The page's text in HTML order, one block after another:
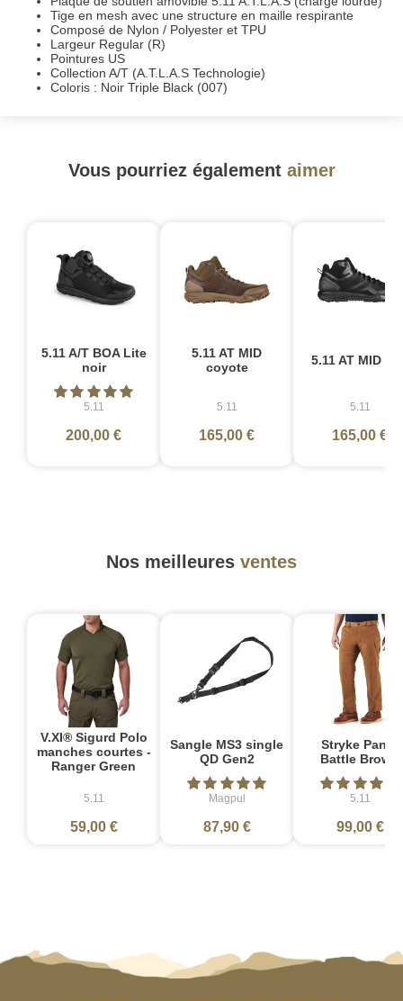
Tige en mesh avec une structure en maille respirante
Composé de Nylon / Polyester et TPU
Largeur Regular (R)
Pointures US
Collection A/T (A.T.L.A.S Technologie)
Coloris : Noir Triple Black (007)
Vous pourriez également aimer
5.11 A/T BOA Lite
noir
5.11
200,00 €
5.11 AT MID
coyote
5.11
165,00 €
5.11 AT MID
5.11
165,00 €
Nos meilleures ventes
V.XI® Sigurd Polo
manches courtes -
Ranger Green
5.11
59,00 €
Sangle MS3 single
QD Gen2
Magpul
87,90 €
Stryke Pant -
Battle Brown
5.11
99,00 €